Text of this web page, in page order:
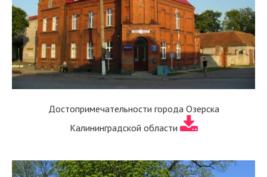
Достопримечательности города Озерска
Калининградской области